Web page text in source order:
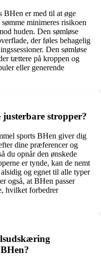
BHen er med til at øge
minimeres risikoen
huden. Den sømløse
der føles behagelig
Den sømløse
tættere på kroppen og
eller generende
stropper?
sports BHen giver dig
dine præferencer og
du opnår den ønskede
er tynde, kan de nemt
og egnet til alle typer
også, at BHen passer
hvilket forbedrer